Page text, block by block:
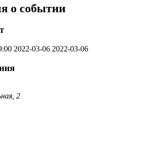
о событии
2022-03-06 2022-03-06
2